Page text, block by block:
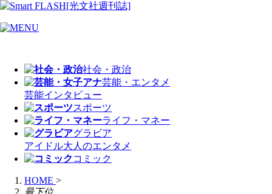
社会・政治
芸能・エンタメ
芸能インタビュー
スポーツ
ライフ・マネー
グラビア
アイドル大人のエンタメ
コミック
HOME >
最下位